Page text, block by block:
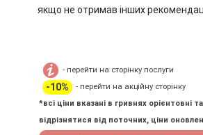
якщо не отримав інших
- перейти на сторінку послуги
-10%
- перейти на акційну сторінку
*всі ціни вказані в гривнях орієнтовні
відрізнятися від поточних, ціни